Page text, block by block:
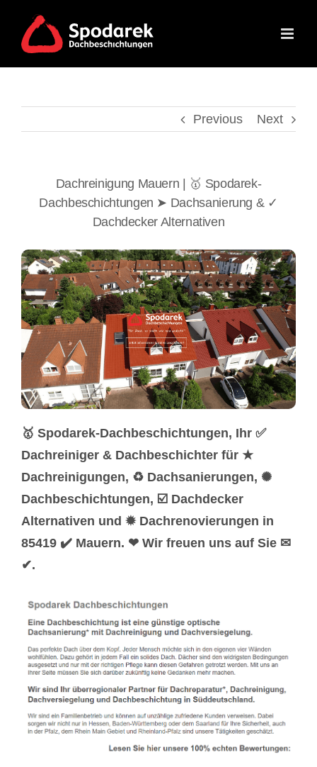
content
Previous Next
Dachreinigung Mauern | 🥇 Spodarek-
Dachbeschichtungen ➤ Dachsanierung & ✓
Dachdecker Alternativen
🥇 Spodarek-Dachbeschichtungen, Ihr ✅
Dachreiniger & Dachbeschichter für ★
Dachreinigungen, ♻ Dachsanierungen, ✺
Dachbeschichtungen, ☑️ Dachdecker
Alternativen und ✹ Dachrenovierungen in
85419 ✔️ Mauern. ❤ Wir freuen uns auf Sie ✉
✔.